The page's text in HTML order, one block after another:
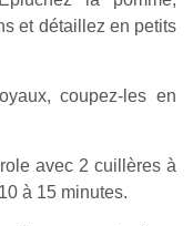
et détaillez en petits
coupez-les en
avec 2 cuillères à
à 15 minutes.